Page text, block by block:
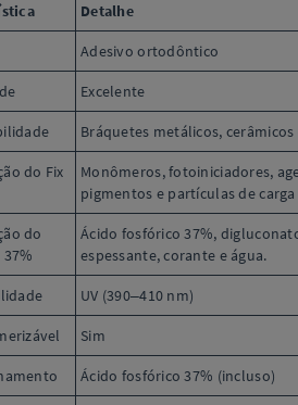
Detalhe
Adesivo ortodôntico
Excelente
Bráquetes metálicos,
do Fix
Monômeros, fotoiniciadores,
pigmentos e partículas de carga
do
Ácido fosfórico 37%,
espessante, corante e água.
UV (390–410 nm)
Sim
Ácido fosfórico 37% (incluso)